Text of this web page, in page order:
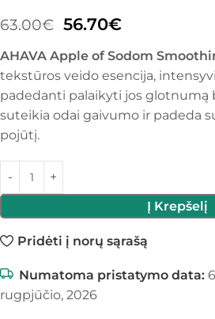
63.00€ 56.70€
AHAVA Apple of Sodom
tekstūros veido esencija,
padedanti palaikyti jos glotnumą
suteikia odai gaivumo ir padeda
pojūtį.
Į Krepšelį
Pridėti į norų sąrašą
Numatoma pristatymo data:
rugpjūčio, 2026